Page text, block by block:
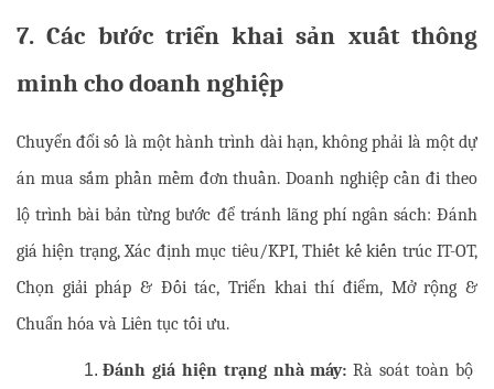
7. Các bước triển khai sản xuất thông
minh cho doanh nghiệp
Chuyển đổi số là một hành trình dài hạn, không phải là một dự
án mua sắm phần mềm đơn thuần. Doanh nghiệp cần đi theo
lộ trình bài bản từng bước để tránh lãng phí ngân sách: Đánh
giá hiện trạng, Xác định mục tiêu/KPI, Thiết kế kiến trúc IT-OT,
Chọn giải pháp & Đối tác, Triển khai thí điểm, Mở rộng &
Chuẩn hóa và Liên tục tối ưu.
Đánh giá hiện trạng nhà máy: Rà soát toàn bộ